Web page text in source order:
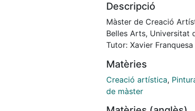
demás colores, la
por la ingravidez
vacío, es mi mirada
posible.
Descripció
Màster de Creació
Belles Arts, Universitat
Tutor: Xavier Franquesa
Matèries
Creació artística,
de màster